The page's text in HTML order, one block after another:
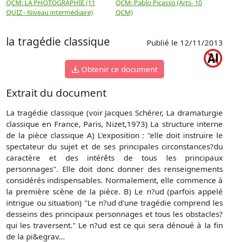
QCM: LA PHOTOGRAPHIE (11
QUIZ - Niveau intermédiaire)
QCM: Pablo Picasso (Arts- 10
QCM)
la tragédie classique Publié le 12/11/2013
Obtenir ce document
Extrait du document
La tragédie classique (voir Jacques Schérer, La dramaturgie
classique en France, Paris, Nizet,1973) La structure interne
de la pièce classique A) L'exposition : "elle doit instruire le
spectateur du sujet et de ses principales circonstances?du
caractère et des intérêts de tous les principaux
personnages". Elle doit donc donner des renseignements
considérés indispensables. Normalement, elle commence à
la première scène de la pièce. B) Le n?ud (parfois appelé
intrigue ou situation) "Le n?ud d'une tragédie comprend les
desseins des principaux personnages et tous les obstacles?
qui les traversent." Le n?ud est ce qui sera dénoué à la fin
de la pi&egrav...